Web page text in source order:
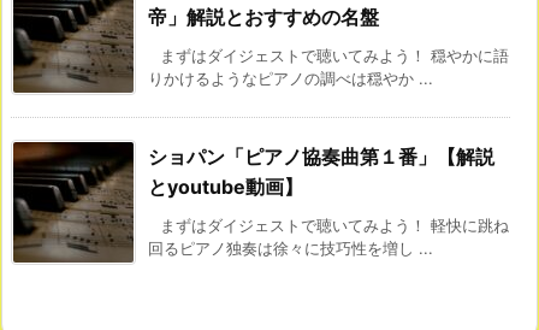
帝」解説とおすすめの名盤
まずはダイジェストで聴いてみよう！ 穏やかに語
りかけるようなピアノの調べは穏やか ...
ショパン「ピアノ協奏曲第１番」【解説
とyoutube動画】
まずはダイジェストで聴いてみよう！ 軽快に跳ね
回るピアノ独奏は徐々に技巧性を増し ...